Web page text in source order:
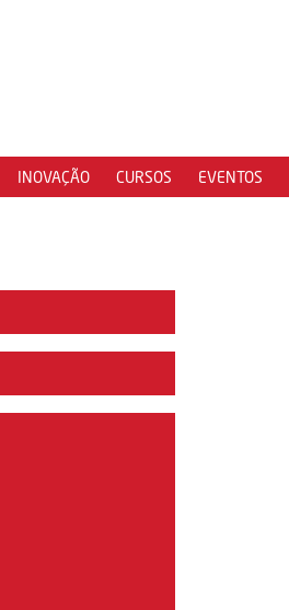
INOVAÇÃO CURSOS EVENTOS